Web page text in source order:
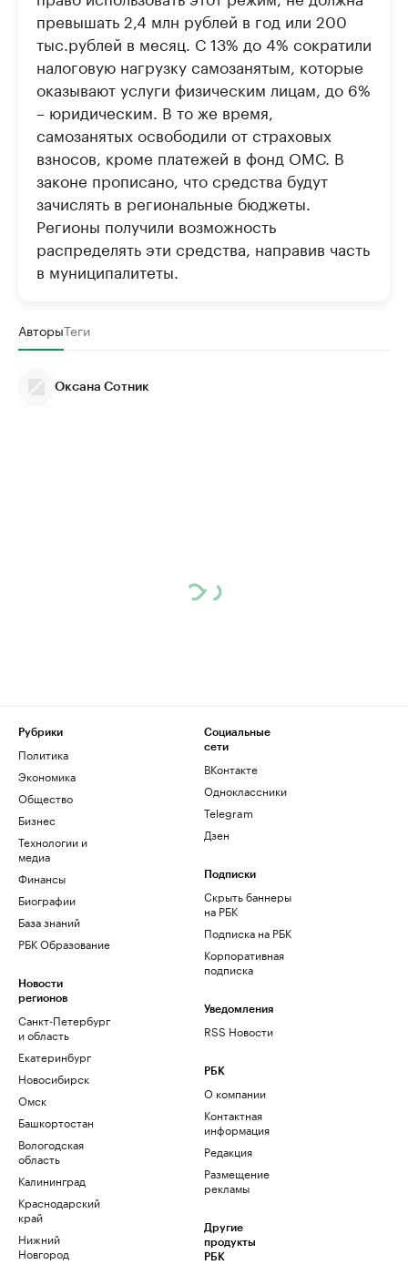
превышать 2,4 млн рублей в год или 200
тыс.рублей в месяц. С 13% до 4% сократили
налоговую нагрузку самозанятым, которые
оказывают услуги физическим лицам, до 6%
– юридическим. В то же время,
самозанятых освободили от страховых
взносов, кроме платежей в фонд ОМС. В
законе прописано, что средства будут
зачислять в региональные бюджеты.
Регионы получили возможность
распределять эти средства, направив часть
в муниципалитеты.
АвторыТеги
Оксана Сотник
Рубрики
Политика
Экономика
Общество
Бизнес
Технологии и
медиа
Финансы
Биографии
База знаний
РБК Образование
Новости
регионов
Санкт-Петербург
и область
Екатеринбург
Новосибирск
Омск
Башкортостан
Вологодская
область
Калининград
Краснодарский
край
Нижний
Новгород
Социальные
сети
ВКонтакте
Одноклассники
Telegram
Дзен
Подписки
Скрыть баннеры
на РБК
Подписка на РБК
Корпоративная
подписка
Уведомления
RSS Новости
РБК
О компании
Контактная
информация
Редакция
Размещение
рекламы
Другие
продукты
РБК